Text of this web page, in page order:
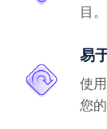
目。
易
使
您